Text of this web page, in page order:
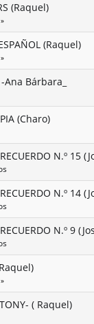
(Raquel)
»
(Raquel)
»
Bárbara_
(Charo)
N.º 15
N.º 14
N.º 9
»
( Raquel)